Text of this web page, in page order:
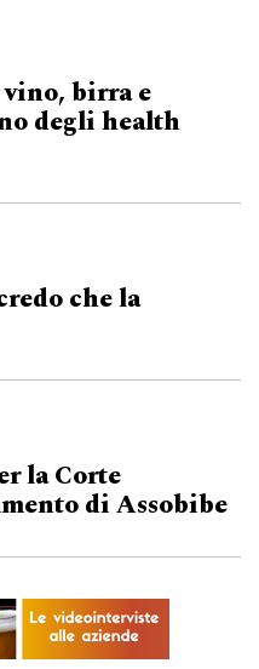
birra e
degli health
che la
la Corte
di Assobibe